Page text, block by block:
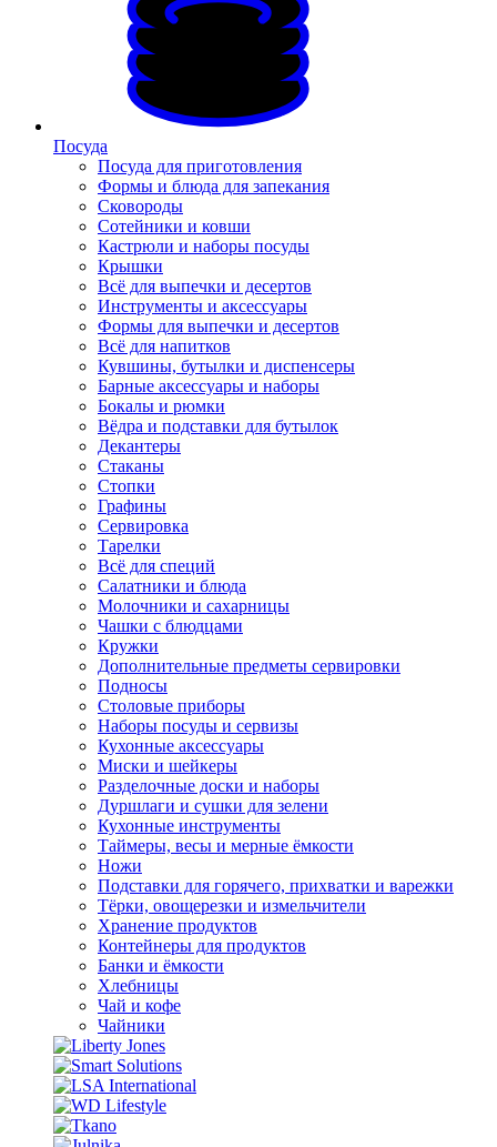
Посуда
Посуда для приготовления
Формы и блюда для запекания
Сковороды
Сотейники и ковши
Кастрюли и наборы посуды
Крышки
Всё для выпечки и десертов
Инструменты и аксессуары
Формы для выпечки и десертов
Всё для напитков
Кувшины, бутылки и диспенсеры
Барные аксессуары и наборы
Бокалы и рюмки
Вёдра и подставки для бутылок
Декантеры
Стаканы
Стопки
Графины
Сервировка
Тарелки
Всё для специй
Салатники и блюда
Молочники и сахарницы
Чашки с блюдцами
Кружки
Дополнительные предметы сервировки
Подносы
Столовые приборы
Наборы посуды и сервизы
Кухонные аксессуары
Миски и шейкеры
Разделочные доски и наборы
Дуршлаги и сушки для зелени
Кухонные инструменты
Таймеры, весы и мерные ёмкости
Ножи
Подставки для горячего, прихватки и варежки
Тёрки, овощерезки и измельчители
Хранение продуктов
Контейнеры для продуктов
Банки и ёмкости
Хлебницы
Чай и кофе
Чайники